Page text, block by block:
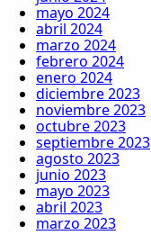
mayo 2024
abril 2024
marzo 2024
febrero 2024
enero 2024
diciembre 2023
noviembre 2023
octubre 2023
septiembre 2023
agosto 2023
junio 2023
mayo 2023
abril 2023
marzo 2023